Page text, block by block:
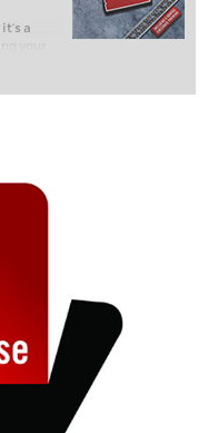
a
your
already
you can
a